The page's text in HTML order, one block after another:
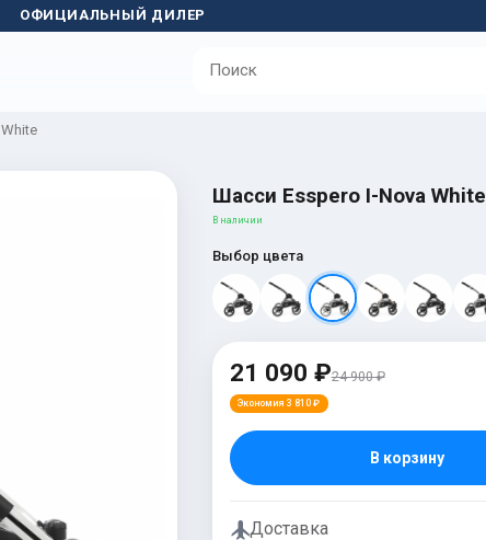
ОФИЦИАЛЬНЫЙ ДИЛЕР
White
Шасси Esspero I-Nova White
В наличии
Выбор цвета
21 090 ₽24 900 ₽
Экономия 3 810 ₽
В корзину
Доставка